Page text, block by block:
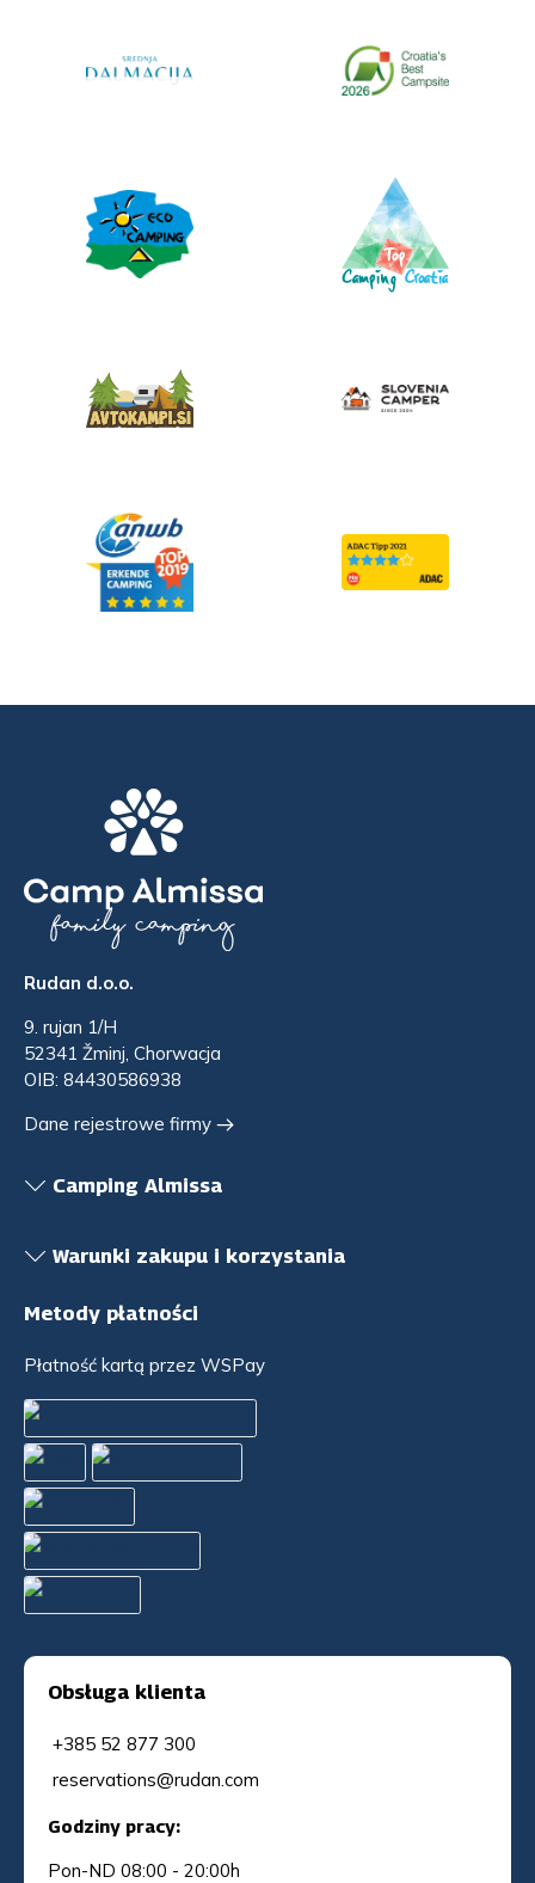
Rudan d.o.o.
9. rujan 1/H
52341 Žminj, Chorwacja
OIB: 84430586938
Dane rejestrowe firmy
Camping Almissa
Warunki zakupu i korzystania
Metody płatności
Płatność kartą przez WSPay
Obsługa klienta
+385 52 877 300
reservations@rudan.com
Godziny pracy:
Pon-ND 08:00 - 20:00h